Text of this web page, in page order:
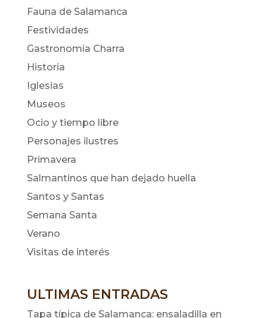
Fauna de Salamanca
Festividades
Gastronomía Charra
Historia
Iglesias
Museos
Ocio y tiempo libre
Personajes ilustres
Primavera
Salmantinos que han dejado huella
Santos y Santas
Semana Santa
Verano
Visitas de interés
ULTIMAS ENTRADAS
Tapa típica de Salamanca: ensaladilla en